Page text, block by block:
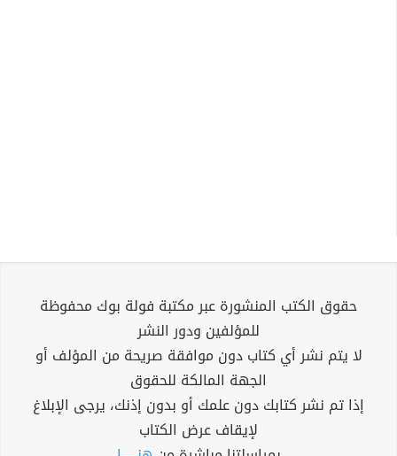
حقوق الكتب المنشورة عبر مكتبة فولة بوك محفوظة
للمؤلفين ودور النشر
لا يتم نشر أي كتاب دون موافقة صريحة من المؤلف أو
الجهة المالكة للحقوق
إذا تم نشر كتابك دون علمك أو بدون إذنك، يرجى الإبلاغ
لإيقاف عرض الكتاب